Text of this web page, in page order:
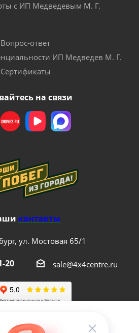
с ИП Медведевым М. Г.
Вопрос-ответ
ИП Медведев М. Г.
Сертификаты
на связи
контакты
ул. Мостовая 65/1
20 sale@4x4centre.ru